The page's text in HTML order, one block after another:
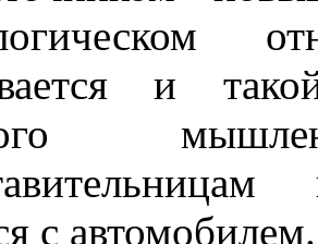
и
с автомобилем.